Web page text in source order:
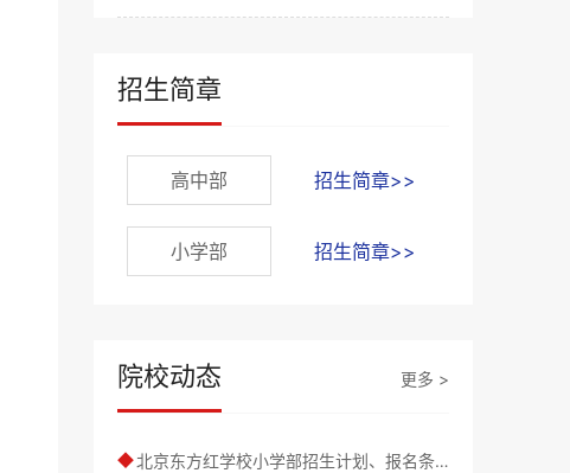
招生简章
高中部 招生简章>>
小学部 招生简章>>
院校动态 更多 >
◆ 北京东方红学校小学部招生计划、报名条件及学费标准